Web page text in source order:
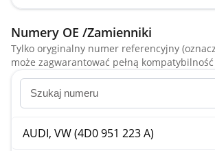
Numery OE /Zamienniki
Tylko oryginalny numer referencyjny
może zagwarantować pełną
AUDI, VW (4D0 951 223 A)